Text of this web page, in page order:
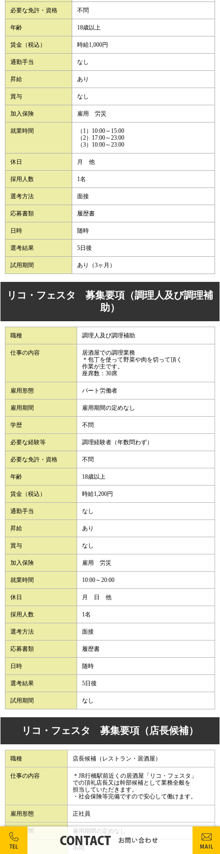
必要な免許・資格 不問
年齢 18歳以上
賃金（税込） 時給1,000円
通勤手当 なし
昇給 あり
賞与 なし
加入保険 雇用 労災
就業時間
（1）10:00～15:00
（2）17:00～23:00
（3）10:00～23:00
休日 月 他
採用人数 1名
選考方法 面接
応募書類 履歴書
日時 随時
選考結果 5日後
試用期間 あり（3ヶ月）
リコ・フェスタ 募集要項（調理人及び調理補
助）
職種 調理人及び調理補助
仕事の内容
居酒屋での調理業務
＊包丁を使って野菜や肉を切って頂く
作業が主です。
座席数：30席
雇用形態 パート労働者
雇用期間 雇用期間の定めなし
学歴 不問
必要な経験等 調理経験者（年数問わず）
必要な免許・資格 不問
年齢 18歳以上
賃金（税込） 時給1,200円
通勤手当 なし
昇給 あり
賞与 なし
加入保険 雇用 労災
就業時間 10:00～20:00
休日 月 日 他
採用人数 1名
選考方法 面接
応募書類 履歴書
日時 随時
選考結果 5日後
試用期間 なし
リコ・フェスタ 募集要項（店長候補）
職種 店長候補（レストラン・居酒屋）
仕事の内容
＊JR行橋駅前近くの居酒屋「リコ・フェスタ」
での頂礼店長又は幹部候補として業務全般を
担当していただきます。
・社会保険等完備ですので安心して働けます。
雇用形態 正社員
雇用期間 雇用期間の定めなし
学歴 不問